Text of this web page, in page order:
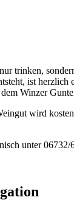
trinken,
ist herzlich
Winzer
wird
unter 06732/